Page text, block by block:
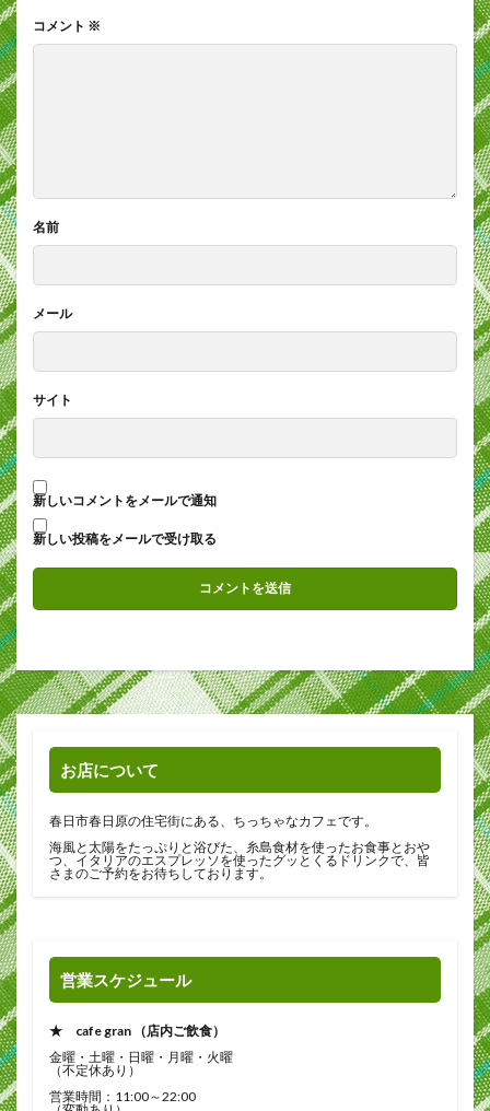
コメント ※
名前
メール
サイト
新しいコメントをメールで通知
新しい投稿をメールで受け取る
お店について
春日市春日原の住宅街にある、ちっちゃなカフェです。
海風と太陽をたっぷりと浴びた、糸島食材を使ったお食事とおや
つ、イタリアのエスプレッソを使ったグッとくるドリンクで、皆
さまのご予約をお待ちしております。
営業スケジュール
★ cafe gran （店内ご飲食）
金曜・土曜・日曜・月曜・火曜
（不定休あり）
営業時間：11:00～22:00